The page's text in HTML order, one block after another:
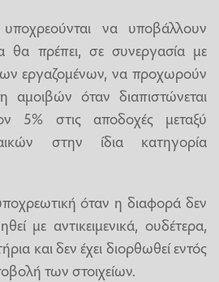
να υποβάλλουν
θα πρέπει, σε συνεργασία με
εργαζομένων, να προχωρούν
αμοιβών όταν διαπιστώνεται
5% στις αποδοχές μεταξύ
στην ίδια κατηγορία
όταν η διαφορά δεν
με αντικειμενικά, ουδέτερα,
και δεν έχει διορθωθεί εντός
των στοιχείων.